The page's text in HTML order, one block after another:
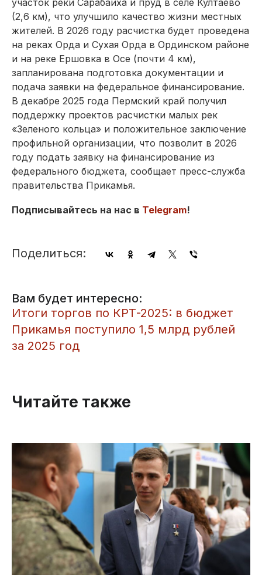
(2,6 км), что улучшило качество жизни местных
жителей. В 2026 году расчистка будет проведена
на реках Орда и Сухая Орда в Ординском районе
и на реке Ершовка в Осе (почти 4 км),
запланирована подготовка документации и
подача заявки на федеральное финансирование.
В декабре 2025 года Пермский край получил
поддержку проектов расчистки малых рек
«Зеленого кольца» и положительное заключение
профильной организации, что позволит в 2026
году подать заявку на финансирование из
федерального бюджета, сообщает пресс-служба
правительства Прикамья.
Подписывайтесь на нас в Telegram!
Поделиться:
Вам будет интересно:
Итоги торгов по КРТ-2025: в бюджет
Прикамья поступило 1,5 млрд рублей
за 2025 год
Читайте также